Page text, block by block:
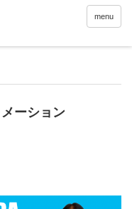
menu
ーション